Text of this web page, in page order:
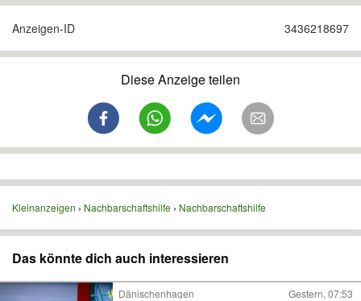
Anzeigen-ID 3436218697
Diese Anzeige teilen
Kleinanzeigen Nachbarschaftshilfe Nachbarschaftshilfe
Das könnte dich auch interessieren
Dänischenhagen Gestern, 07:53